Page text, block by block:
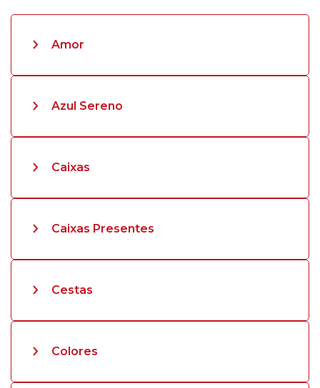
Amor
Azul Sereno
Caixas
Caixas Presentes
Cestas
Colores